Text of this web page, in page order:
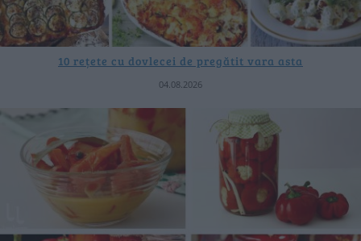
10 rețete cu dovlecei de pregătit vara asta
04.08.2026